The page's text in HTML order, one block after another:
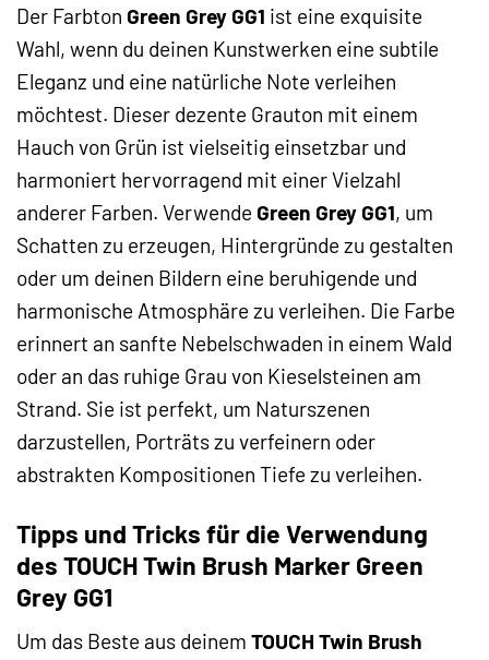
Der Farbton Green Grey GG1 ist eine exquisite
Wahl, wenn du deinen Kunstwerken eine subtile
Eleganz und eine natürliche Note verleihen
möchtest. Dieser dezente Grauton mit einem
Hauch von Grün ist vielseitig einsetzbar und
harmoniert hervorragend mit einer Vielzahl
anderer Farben. Verwende Green Grey GG1, um
Schatten zu erzeugen, Hintergründe zu gestalten
oder um deinen Bildern eine beruhigende und
harmonische Atmosphäre zu verleihen. Die Farbe
erinnert an sanfte Nebelschwaden in einem Wald
oder an das ruhige Grau von Kieselsteinen am
Strand. Sie ist perfekt, um Naturszenen
darzustellen, Porträts zu verfeinern oder
abstrakten Kompositionen Tiefe zu verleihen.
Tipps und Tricks für die Verwendung
des TOUCH Twin Brush Marker Green
Grey GG1
Um das Beste aus deinem TOUCH Twin Brush